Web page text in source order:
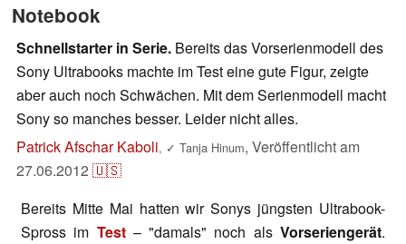
Kaufberatung
Forum
Notebook
Schnellstarter in Serie. Bereits das Vorserienmodell des
Sony Ultrabooks machte im Test eine gute Figur, zeigte
aber auch noch Schwächen. Mit dem Serienmodell macht
Sony so manches besser. Leider nicht alles.
Patrick Afschar Kaboli, ✓ Tanja Hinum, Veröffentlicht am
27.06.2012 🇺🇸
Bereits Mitte Mai hatten wir Sonys jüngsten Ultrabook-
Spross im Test– "damals" noch alsVorseriengerät.